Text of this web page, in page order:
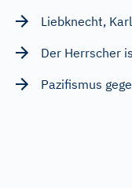
Liebknecht, Karl
Der Herrscher
Pazifismus